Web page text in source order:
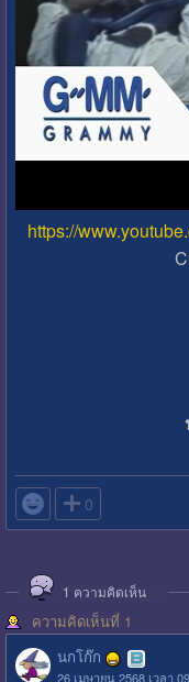
https://
 0
1 ความคิดเห็น
ความคิดเห็นที่ 1
นกโก๊ก
26 เมษายน 2568 เวลา